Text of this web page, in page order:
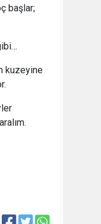
başlar;
kuzeyine